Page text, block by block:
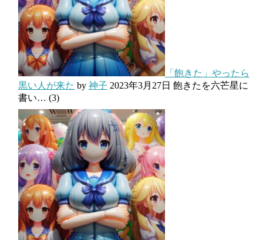
「飽きた」やったら
黒い人が来た by 神子 2023年3月27日 飽きたを六芒星に
書い… (3)